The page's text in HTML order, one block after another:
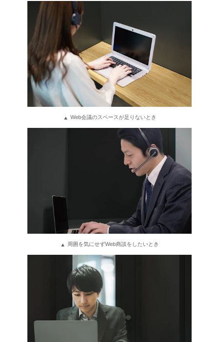
Web会議のスペースが足りないとき
周囲を気にせずWeb商談をしたいとき